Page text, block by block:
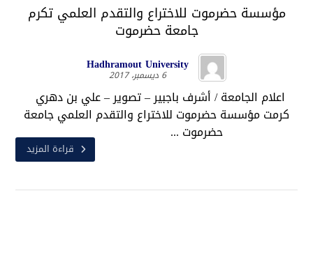
مؤسسة حضرموت للاختراع والتقدم العلمي تكرم
جامعة حضرموت
Hadhramout University
6 ديسمبر، 2017
اعلام الجامعة / أشرف باجبير – تصوير – علي بن دهري
كرمت مؤسسة حضرموت للاختراع والتقدم العلمي جامعة
حضرموت ...
قراءة المزيد